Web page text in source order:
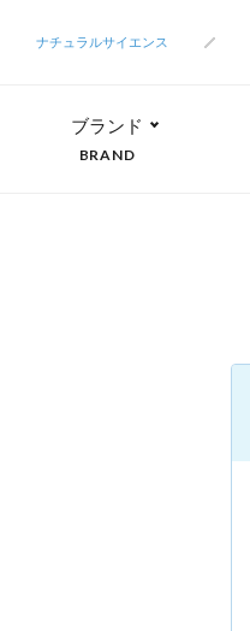
ナチュラルサイエンス
ブランド
BRAND